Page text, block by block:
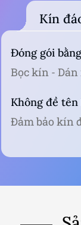
Kín
Đóng gói
Bọc kín -
Không đề tên
Đảm bảo kín